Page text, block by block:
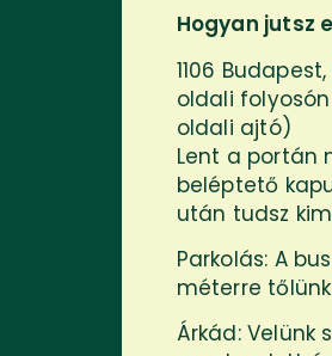
Hogyan jutsz
1106
oldali
oldali ajtó)
Lent a portán
beléptető
után tudsz
Parkolás: A
méterre tőlünk
Árkád: Velünk